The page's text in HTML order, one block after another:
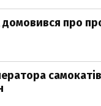
домовився про